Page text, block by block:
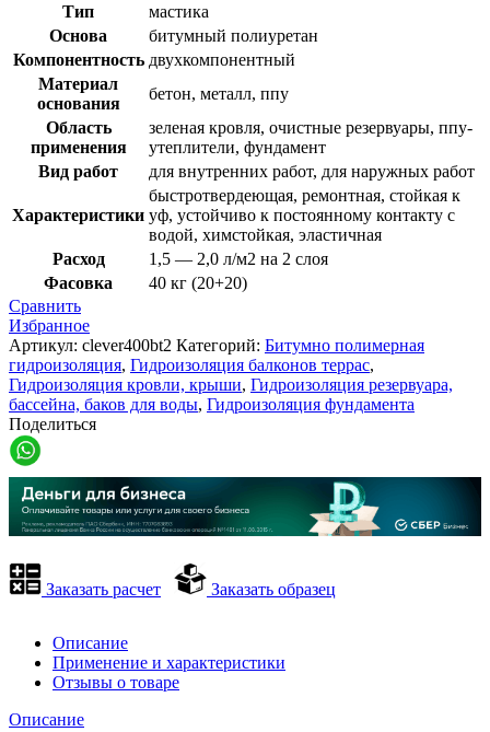
Тип
мастика
Основа
битумный полиуретан
Компонентность двухкомпонентный
Материал
основания
бетон, металл, ппу
Область
применения
зеленая кровля, очистные резервуары, ппу-
утеплители, фундамент
Вид работ
для внутренних работ, для наружных работ
Характеристики
быстротвердеющая, ремонтная, стойкая к
уф, устойчиво к постоянному контакту с
водой, химстойкая, эластичная
Расход
1,5 — 2,0 л/м2 на 2 слоя
Фасовка
40 кг (20+20)
Сравнить
Избранное
Артикул: clever400bt2 Категорий: Битумно полимерная
гидроизоляция, Гидроизоляция балконов террас,
Гидроизоляция кровли, крыши, Гидроизоляция резервуара,
бассейна, баков для воды, Гидроизоляция фундамента
Поделиться
Заказать расчет Заказать образец
Описание
Применение и характеристики
Отзывы о товаре
Описание